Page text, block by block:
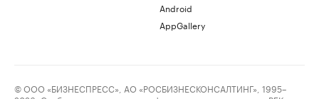
Android
AppGallery
© ООО «БИЗНЕСПРЕСС», АО «РОСБИЗНЕСКОНСАЛТИНГ», 1995–